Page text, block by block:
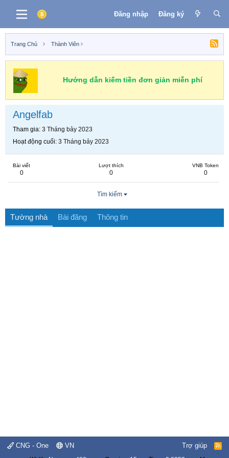
Đăng nhập Đăng ký
Trang Chủ Thành Viên
Hướng dẫn kiếm tiền đơn giản miễn phí
Angelfab
Tham gia 3 Tháng bảy 2023
Hoạt động cuối 3 Tháng bảy 2023
Bài viết
0
Lượt thích
0
VNB Token
0
Tìm kiếm
Tường nhà Bài đăng Thông tin
CNG - One VN Trợ giúp
R